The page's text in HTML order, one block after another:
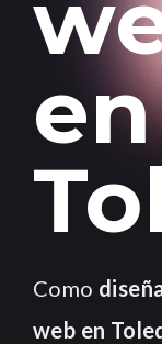
en
Como
web en